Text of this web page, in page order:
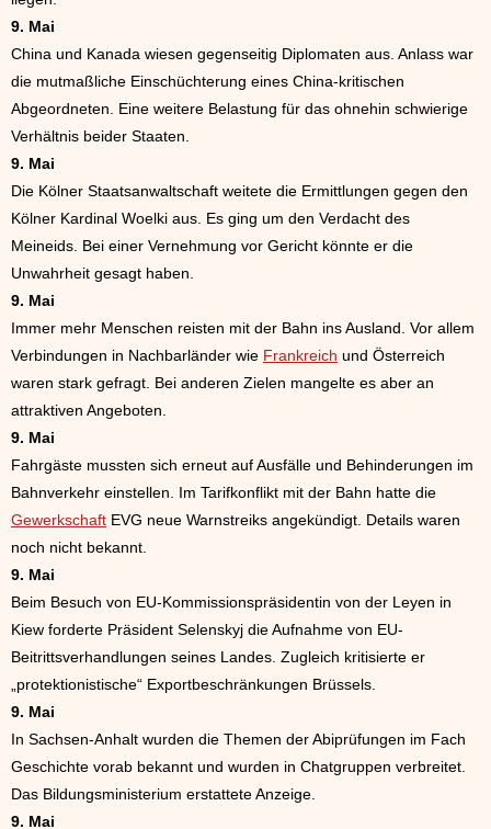
9. Mai
China und Kanada wiesen gegenseitig Diplomaten aus. Anlass war
die mutmaßliche Einschüchterung eines China-kritischen
Abgeordneten. Eine weitere Belastung für das ohnehin schwierige
Verhältnis beider Staaten.
9. Mai
Die Kölner Staatsanwaltschaft weitete die Ermittlungen gegen den
Kölner Kardinal Woelki aus. Es ging um den Verdacht des
Meineids. Bei einer Vernehmung vor Gericht könnte er die
Unwahrheit gesagt haben.
9. Mai
Immer mehr Menschen reisten mit der Bahn ins Ausland. Vor allem
Verbindungen in Nachbarländer wie Frankreich und Österreich
waren stark gefragt. Bei anderen Zielen mangelte es aber an
attraktiven Angeboten.
9. Mai
Fahrgäste mussten sich erneut auf Ausfälle und Behinderungen im
Bahnverkehr einstellen. Im Tarifkonflikt mit der Bahn hatte die
Gewerkschaft EVG neue Warnstreiks angekündigt. Details waren
noch nicht bekannt.
9. Mai
Beim Besuch von EU-Kommissionspräsidentin von der Leyen in
Kiew forderte Präsident Selenskyj die Aufnahme von EU-
Beitrittsverhandlungen seines Landes. Zugleich kritisierte er
„protektionistische“ Exportbeschränkungen Brüssels.
9. Mai
In Sachsen-Anhalt wurden die Themen der Abiprüfungen im Fach
Geschichte vorab bekannt und wurden in Chatgruppen verbreitet.
Das Bildungsministerium erstattete Anzeige.
9. Mai